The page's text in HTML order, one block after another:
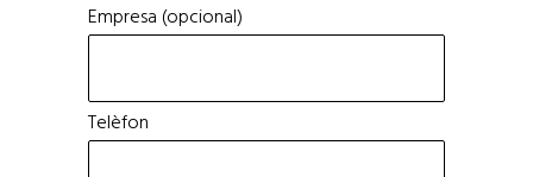
Empresa (opcional)
Telèfon